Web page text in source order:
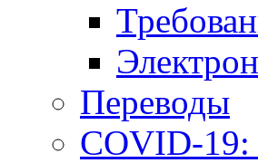
Переводы
COVID-19: